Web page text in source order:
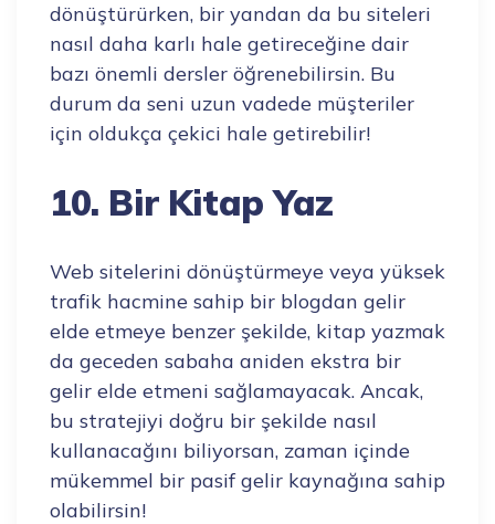
dönüştürürken, bir yandan da bu siteleri
nasıl daha karlı hale getireceğine dair
bazı önemli dersler öğrenebilirsin. Bu
durum da seni uzun vadede müşteriler
için oldukça çekici hale getirebilir!
10. Bir Kitap Yaz
Web sitelerini dönüştürmeye veya yüksek
trafik hacmine sahip bir blogdan gelir
elde etmeye benzer şekilde, kitap yazmak
da geceden sabaha aniden ekstra bir
gelir elde etmeni sağlamayacak. Ancak,
bu stratejiyi doğru bir şekilde nasıl
kullanacağını biliyorsan, zaman içinde
mükemmel bir pasif gelir kaynağına sahip
olabilirsin!